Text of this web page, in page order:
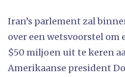
Iran’s parlement zal
over een wetsvoorstel om
$50 miljoen uit te keren
Amerikaanse president